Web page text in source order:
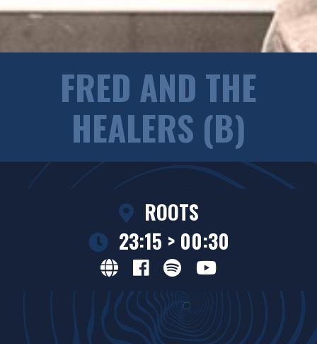
FRED AND THE
HEALERS (B)
ROOTS
23:15 > 00:30